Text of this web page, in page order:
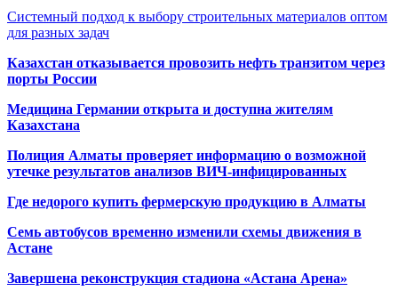
Системный подход к выбору строительных материалов оптом
для разных задач
Казахстан отказывается провозить нефть транзитом через
порты России
Медицина Германии открыта и доступна жителям
Казахстана
Полиция Алматы проверяет информацию о возможной
утечке результатов анализов ВИЧ-инфицированных
Где недорого купить фермерскую продукцию в Алматы
Семь автобусов временно изменили схемы движения в
Астане
Завершена реконструкция стадиона «Астана Арена»